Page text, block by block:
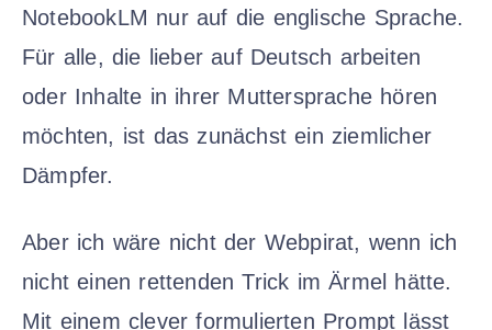
NotebookLM nur auf die englische Sprache.
Für alle, die lieber auf Deutsch arbeiten
oder Inhalte in ihrer Muttersprache hören
möchten, ist das zunächst ein ziemlicher
Dämpfer.
Aber ich wäre nicht der Webpirat, wenn ich
nicht einen rettenden Trick im Ärmel hätte.
Mit einem clever formulierten Prompt lässt